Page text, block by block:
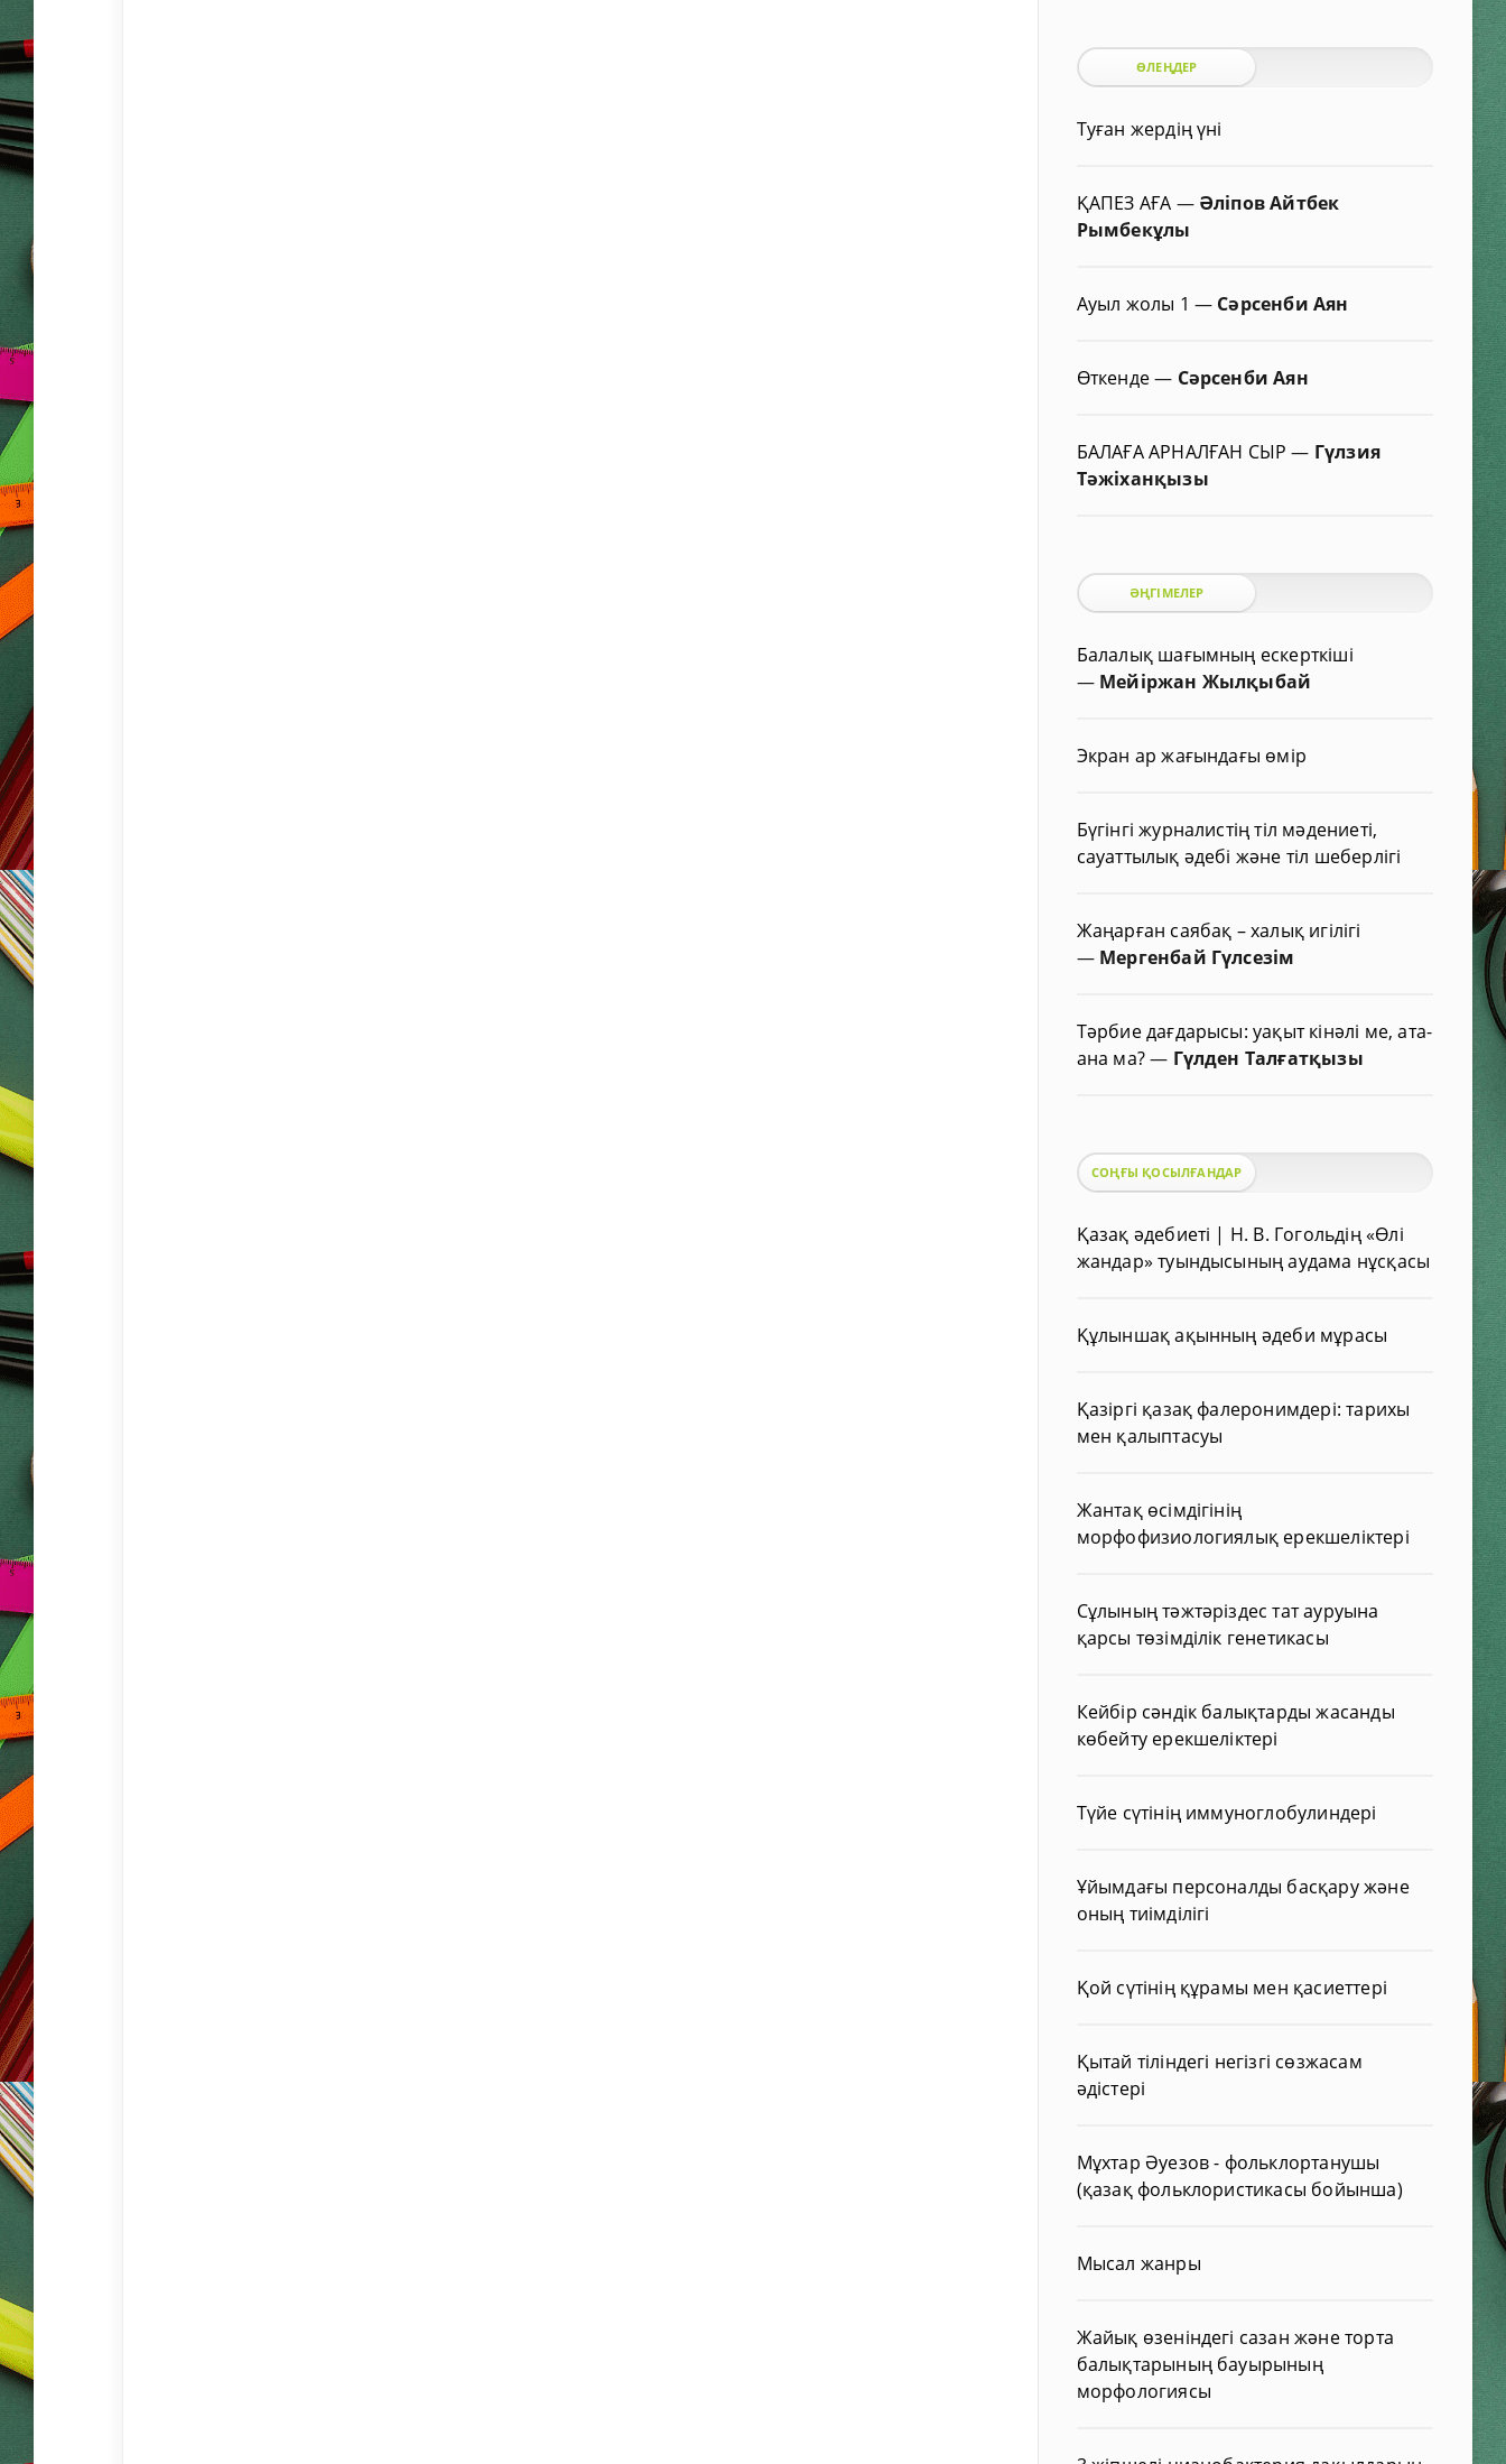
ӨЛЕҢДЕР
Туған жердің үні
ҚАПЕЗ АҒА — Әліпов Айтбек
Рымбекұлы
Ауыл жолы 1 — Сәрсенби Аян
Өткенде— Сәрсенби Аян
БАЛАҒА АРНАЛҒАН СЫР— Гүлзия
Тәжіханқызы
ӘҢГІМЕЛЕР
Балалық шағымның ескерткіші
— Мейіржан Жылқыбай
Экран ар жағындағы өмір
Бүгінгі журналистің тіл мәдениеті,
сауаттылық әдебі және тіл шеберлігі
Жаңарған саябақ – халық игілігі
— Мергенбай Гүлсезім
Тәрбие дағдарысы: уақыт кінәлі ме, ата-
ана ма?— Гүлден Талғатқызы
СОҢҒЫ ҚОСЫЛҒАНДАР
Қазақ әдебиеті | Н. В. Гогольдің «Өлі
жандар» туындысының аудама нұсқасы
Құлыншақ ақынның әдеби мұрасы
Қазіргі қазақ фалеронимдері: тарихы
мен қалыптасуы
Жантақ өсімдігінің
морфофизиологиялық ерекшеліктері
Сұлының тәжтәріздес тат ауруына
қарсы төзімділік генетикасы
Кейбір сәндік балықтарды жасанды
көбейту ерекшеліктері
Түйе сүтінің иммуноглобулиндері
Ұйымдағы персоналды басқару және
оның тиімділігі
Қой сүтінің құрамы мен қасиеттері
Қытай тіліндегі негізгі сөзжасам
әдістері
Мұхтар Әуезов - фольклортанушы
(қазақ фольклористикасы бойынша)
Мысал жанры
Жайық өзеніндегі сазан және торта
балықтарының бауырының
морфологиясы